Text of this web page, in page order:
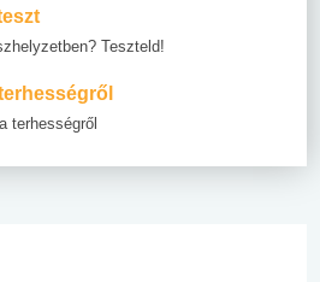
Teszteld!
terhességről